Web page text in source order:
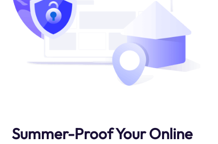
Summer-Proof Your Online